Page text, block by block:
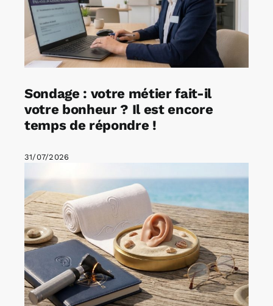
Sondage : votre métier fait-il
votre bonheur ? Il est encore
temps de répondre !
31/07/2026